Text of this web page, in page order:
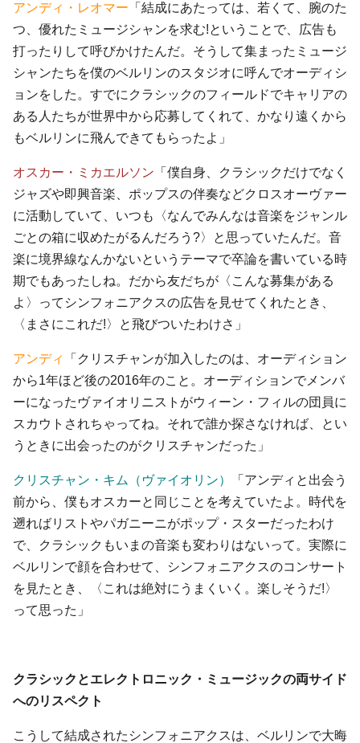
アンディ・レオマー 「結成にあたっては、若くて、腕のた
つ、優れたミュージシャンを求む!ということで、広告も
打ったりして呼びかけたんだ。そうして集まったミュージ
シャンたちを僕のベルリンのスタジオに呼んでオーディシ
ョンをした。すでにクラシックのフィールドでキャリアの
ある人たちが世界中から応募してくれて、かなり遠くから
もベルリンに飛んできてもらったよ」
オスカー・ミカエルソン 「僕自身、クラシックだけでなく
ジャズや即興音楽、ポップスの伴奏などクロスオーヴァー
に活動していて、いつも〈なんでみんなは音楽をジャンル
ごとの箱に収めたがるんだろう?〉と思っていたんだ。音
楽に境界線なんかないというテーマで卒論を書いている時
期でもあったしね。だから友だちが〈こんな募集がある
よ〉ってシンフォニアクスの広告を見せてくれたとき、
〈まさにこれだ!〉と飛びついたわけさ」
アンディ
「クリスチャンが加入したのは、オーディション
から1年ほど後の2016年のこと。オーディションでメンバ
ーになったヴァイオリニストがウィーン・フィルの団員に
スカウトされちゃってね。それで誰か探さなければ、とい
うときに出会ったのがクリスチャンだった」
クリスチャン・キム（ヴァイオリン）
「アンディと出会う
前から、僕もオスカーと同じことを考えていたよ。時代を
遡ればリストやパガニーニがポップ・スターだったわけ
で、クラシックもいまの音楽も変わりはないって。実際に
ベルリンで顔を合わせて、シンフォニアクスのコンサート
を見たとき、〈これは絶対にうまくいく。楽しそうだ!〉
って思った」
クラシックとエレクトロニック・ミュージックの両サイド
へのリスペクト
こうして結成されたシンフォニアクスは、ベルリンで大晦